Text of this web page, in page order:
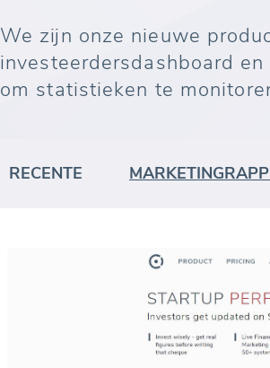
We zijn onze nieuwe
investeerdersdashboard
om statistieken te
RECENTE